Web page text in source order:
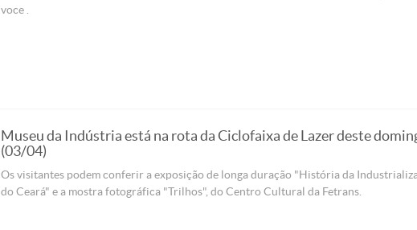
voce .
Museu da Indústria está na rota da Ciclofaixa de Lazer deste
(03/04)
Os visitantes podem conferir a exposição de longa duração "História da
do Ceará" e a mostra fotográfica "Trilhos", do Centro Cultural da Fetrans.